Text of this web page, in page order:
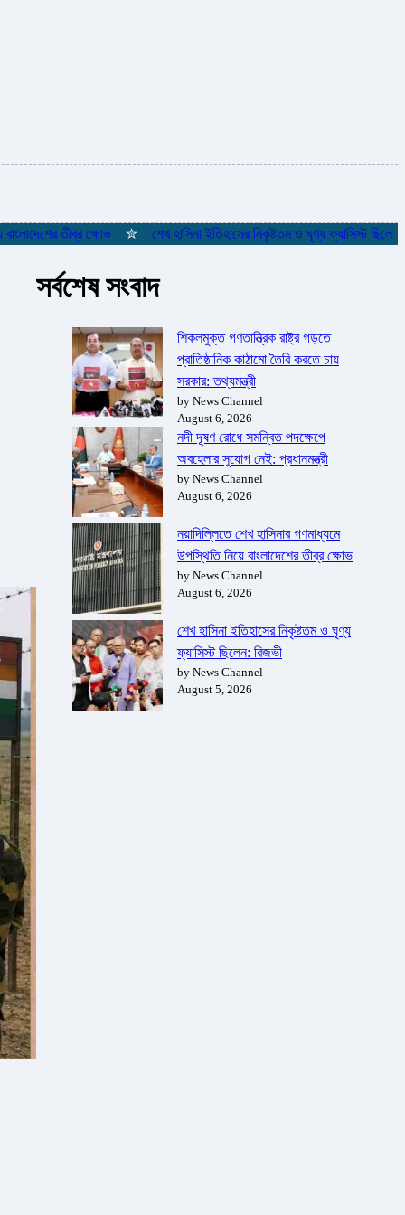
তীব্র ক্ষোভ ✮ শেখ হাসিনা ইতিহাসের নিকৃষ্টতম ও ঘৃণ্য ফ্যাসিস্ট ছিলেন: রিজভী
সর্বশেষ সংবাদ
শিকলমুক্ত গণতান্ত্রিক রাষ্ট্র গড়তে
প্রাতিষ্ঠানিক কাঠামো তৈরি করতে চায়
সরকার: তথ্যমন্ত্রী
by News Channel
August 6, 2026
নদী দূষণ রোধে সমন্বিত পদক্ষেপে
অবহেলার সুযোগ নেই: প্রধানমন্ত্রী
by News Channel
August 6, 2026
নয়াদিল্লিতে শেখ হাসিনার গণমাধ্যমে
উপস্থিতি নিয়ে বাংলাদেশের তীব্র ক্ষোভ
by News Channel
August 6, 2026
শেখ হাসিনা ইতিহাসের নিকৃষ্টতম ও ঘৃণ্য
ফ্যাসিস্ট ছিলেন: রিজভী
by News Channel
August 5, 2026